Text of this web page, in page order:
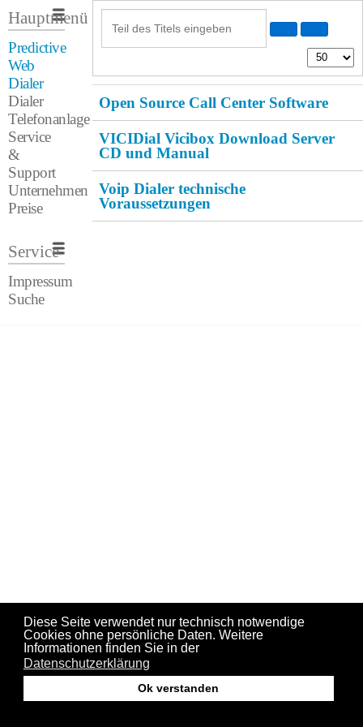
Diese Seite verwendet nur technisch notwendige
Cookies ohne persönliche Daten. Weitere
Informationen finden Sie in der
Datenschutzerklärung
Ok verstanden
Hauptmenü
Predictive
Web
Dialer
Dialer
Telefonanlage
Service
&
Support
Unternehmen
Preise
Service
Impressum
Suche
Open Source Call Center Software
VICIDial Vicibox Download Server
CD und Manual
Voip Dialer technische
Voraussetzungen